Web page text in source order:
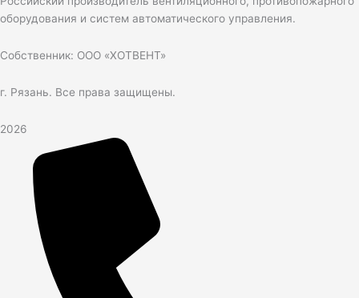
оборудования и систем автоматического управления.
Собственник: ООО «ХОТВЕНТ»
г. Рязань. Все права защищены.
2026